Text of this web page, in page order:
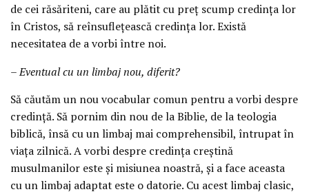
de cei răsăriteni, care au plătit cu preț scump credința lor
în Cristos, să reînsuflețească credința lor. Există
necesitatea de a vorbi între noi.
– Eventual cu un limbaj nou, diferit?
Să căutăm un nou vocabular comun pentru a vorbi despre
credință. Să pornim din nou de la Biblie, de la teologia
biblică, însă cu un limbaj mai comprehensibil, întrupat în
viața zilnică. A vorbi despre credința creștină
musulmanilor este și misiunea noastră, și a face aceasta
cu un limbaj adaptat este o datorie. Cu acest limbaj clasic,